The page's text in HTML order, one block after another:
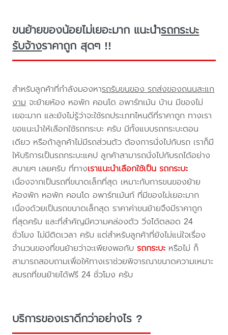
ขนย้ายของน้อยไม่เยอะมาก แนะนำรถกระบะ
รับจ้างราคาถูก สุดๆ !!
สำหรับลูกค้าที่กำลังมองหารถรับขนของ รถส่งของถนนสะแก
งาม จะย้ายห้อง หอพัก คอนโด อพาร์ทเม้น บ้าน มีของไม่
เยอะมาก และยังไม่รู้ว่าจะใช้รถประเภทไหนดีที่ราคาถูก ทางเรา
ขอแนะนำให้เลือกใช้รถกระบะ ครับ มีทั้งแบบรถกระบะตอน
เดียว หรือถ้าลูกค้าไม่มีรถส่วนตัว ต้องการนั่งไปกับรถ เราก็มี
ให้บริการเป็นรถกระบะแคป ลูกค้าสามารถนั่งไปกับรถได้อย่าง
สบายๆ เลยครับ ที่ทางเราแนะนำเลือกใช้เป็น รถกระบะ
เนื่องจากเป็นรถที่ขนาดเล็กที่สุด เหมาะกับการขนของย้าย
ห้องพัก หอพัก คอนโด อพาร์ทเม้นท์ ที่มีของไม่เยอะมาก
เนื่องด้วยเป็นรถขนาดเล็กสุด ราคาค่าขนย้ายจึงมีราคาถูก
ที่สุดครับ และที่สำคัญมีความคล่องตัว วิ่งได้ตลอด 24
ชั่วโมง ไม่มีติดเวลา ครับ แต่สำหรับลูกค้าที่ยังไม่แน่ใจเรื่อง
จำนวนของที่ขนย้ายว่าจะเพียงพอกับรถกระบะ หรือไม่ ก็
สามารถสอบถามเพื่อให้ทางเราช่วยพิจารณาขนาดความเหมาะ
สมรถที่ขนย้ายได้ฟรี 24 ชั่วโมง ครับ
บริการของเราดีกว่าอย่างไร ?